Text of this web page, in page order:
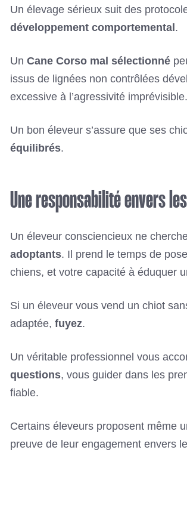
Un élevage sérieux suit des
développement comportemental .
Un Cane Corso mal sélectionné
issus de lignées non contrôlées
excessive à l’agressivité imprévisible.
Un bon éleveur s’assure que ses
équilibrés.
Une responsabilité envers
Un éleveur consciencieux ne
adoptants. Il prend le temps de
chiens, et votre capacité à éduquer
Si un éleveur vous vend un chiot
adaptée, fuyez.
Un véritable professionnel vous
questions, vous guider dans les
fiable.
Certains éleveurs proposent même
preuve de leur engagement envers